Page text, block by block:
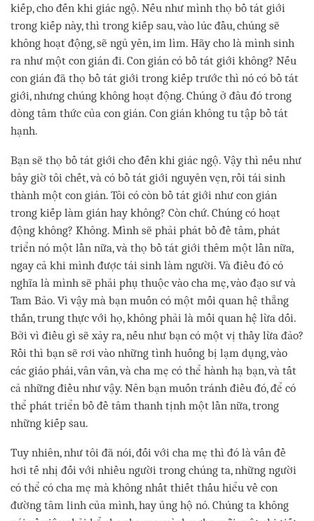
kiếp, cho đến khi giác ngộ. Nếu như mình thọ bồ tát giới
trong kiếp này, thì trong kiếp sau, vào lúc đầu, chúng sẽ
không hoạt động, sẽ ngủ yên, im lìm. Hãy cho là mình sinh
ra như một con gián đi. Con gián có bồ tát giới không? Nếu
con gián đã thọ bồ tát giới trong kiếp trước thì nó có bồ tát
giới, nhưng chúng không hoạt động. Chúng ở đâu đó trong
dòng tâm thức của con gián. Con gián không tu tập bồ tát
hạnh.
Bạn sẽ thọ bồ tát giới cho đến khi giác ngộ. Vậy thì nếu như
bây giờ tôi chết, và có bồ tát giới nguyên vẹn, rồi tái sinh
thành một con gián. Tôi có còn bồ tát giới như con gián
trong kiếp làm gián hay không? Còn chứ. Chúng có hoạt
động không? Không. Mình sẽ phải phát bồ đề tâm, phát
triển nó một lần nữa, và thọ bồ tát giới thêm một lần nữa,
ngay cả khi mình được tái sinh làm người. Và điều đó có
nghĩa là mình sẽ phải phụ thuộc vào cha mẹ, vào đạo sư và
Tam Bảo. Vì vậy mà bạn muốn có một mối quan hệ thẳng
thắn, trung thực với họ, không phải là mối quan hệ lừa dối.
Bởi vì điều gì sẽ xảy ra, nếu như bạn có một vị thầy lừa đảo?
Rồi thì bạn sẽ rơi vào những tình huống bị lạm dụng, vào
các giáo phái, vân vân, và cha mẹ có thể hành hạ bạn, và tất
cả những điều như vậy. Nên bạn muốn tránh điều đó, để có
thể phát triển bồ đề tâm thanh tịnh một lần nữa, trong
những kiếp sau.
Tuy nhiên, như tôi đã nói, đối với cha mẹ thì đó là vấn đề
hơi tế nhị đối với nhiều người trong chúng ta, những người
có thể có cha mẹ mà không nhất thiết thấu hiểu về con
đường tâm linh của mình, hay ủng hộ nó. Chúng ta không